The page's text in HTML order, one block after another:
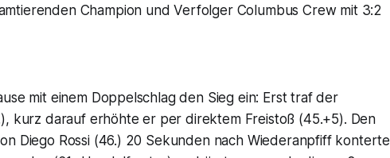
Champion und Verfolger Columbus Crew mit 3:2
mit einem Doppelschlag den Sieg ein: Erst traf der
kurz darauf erhöhte er per direktem Freistoß (45.+5). Den
Diego Rossi (46.) 20 Sekunden nach Wiederanpfiff konterte